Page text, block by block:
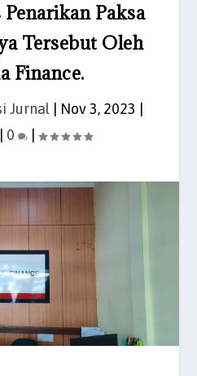
Paksa
Tersebut Oleh
Finance.
Jurnal Nov 3, 2023
0 |